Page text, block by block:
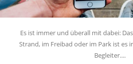
Es ist immer und überall mit dabei:
Strand, im Freibad oder im Park ist es
Begleiter....